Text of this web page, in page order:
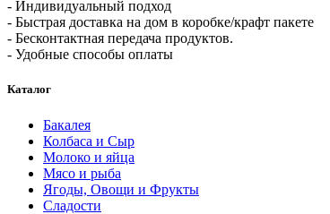
- Индивидуальный подход
- Быстрая доставка на дом в коробке/крафт пакете
- Бесконтактная передача продуктов.
- Удобные способы оплаты
Каталог
Бакалея
Колбаса и Сыр
Молоко и яйца
Мясо и рыба
Ягоды, Овощи и Фрукты
Сладости